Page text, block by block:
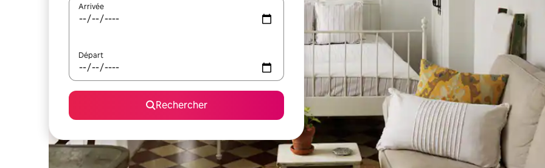
Arrivée
Départ
Rechercher